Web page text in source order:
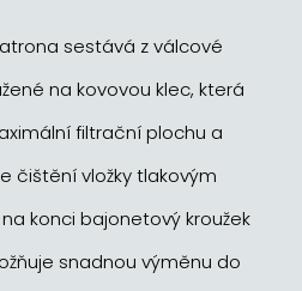
sestává z válcové
na kovovou klec, která
filtrační plochu a
čištění vložky tlakovým
konci bajonetový kroužek
snadnou výměnu do